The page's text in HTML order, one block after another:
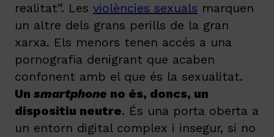
realitat”. Les violències sexuals marquen
un altre dels grans perills de la gran
xarxa. Els menors tenen accés a una
pornografia denigrant que acaben
confonent amb el que és la sexualitat.
Un smartphone no és, doncs, un
dispositiu neutre. És una porta oberta a
un entorn digital complex i insegur, si no